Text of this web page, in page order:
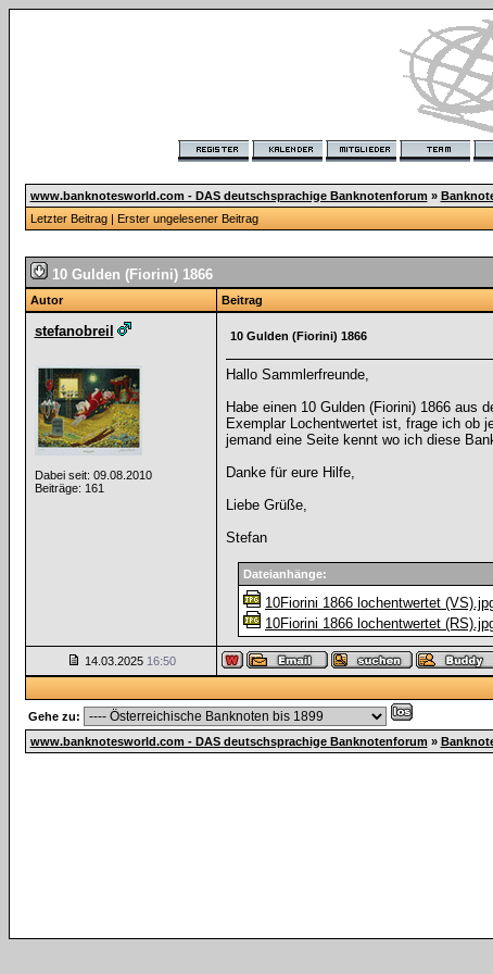
www.banknotesworld.com - DAS deutschsprachige Banknotenforum »
Letzter Beitrag| Erster ungelesener Beitrag
10 Gulden (Fiorini) 1866
Autor Beitrag
stefanobreil
Dabei seit: 09.08.2010
Beiträge: 161
10 Gulden (Fiorini) 1866
Hallo Sammlerfreunde,
Habe einen 10 Gulden (Fiorini) 1866 aus
Exemplar Lochentwertet ist, frage ich ob
jemand eine Seite kennt wo ich diese
Danke für eure Hilfe,
Liebe Grüße,
Stefan
Dateianhänge:
10Fiorini 1866 lochentwertet
10Fiorini 1866 lochentwertet
14.03.2025 16:50
Gehe zu:
www.banknotesworld.com - DAS deutschsprachige Banknotenforum »